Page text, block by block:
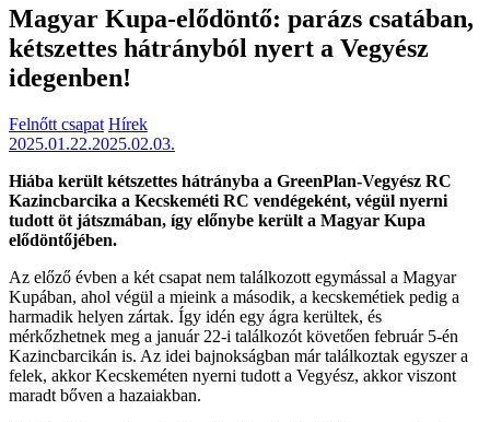
Magyar Kupa-elődöntő: parázs csatában,
kétszettes hátrányból nyert a Vegyész
idegenben!
Felnőtt csapat Hírek
2025.01.22.2025.02.03.
Hiába került kétszettes hátrányba a GreenPlan-Vegyész RC
Kazincbarcika a Kecskeméti RC vendégeként, végül nyerni
tudott öt játszmában, így előnybe került a Magyar Kupa
elődöntőjében.
Az előző évben a két csapat nem találkozott egymással a Magyar
Kupában, ahol végül a mieink a második, a kecskemétiek pedig a
harmadik helyen zártak. Így idén egy ágra kerültek, és
mérkőzhetnek meg a január 22-i találkozót követően február 5-én
Kazincbarcikán is. Az idei bajnokságban már találkoztak egyszer a
felek, akkor Kecskeméten nyerni tudott a Vegyész, akkor viszont
maradt bőven a hazaiakban.